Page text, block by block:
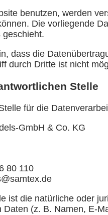
benutzen, werden
Die vorliegende
geschieht.
dass die
durch Dritte ist nicht
Stelle
für die
GmbH & Co. KG
80 110
ist die natürliche oder
Daten (z. B. Namen, E-